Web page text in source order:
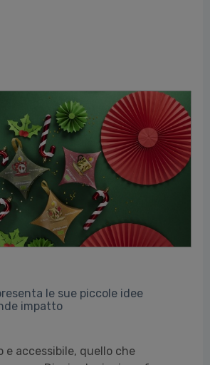
le sue piccole idee
impatto
e accessibile, quello che